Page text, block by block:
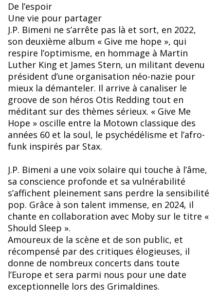
De l’espoir
Une vie pour partager
J.P. Bimeni ne s’arrête pas là et sort, en 2022,
son deuxième album « Give me hope », qui
respire l’optimisme, en hommage à Martin
Luther King et James Stern, un militant devenu
président d’une organisation néo-nazie pour
mieux la démanteler. Il arrive à canaliser le
groove de son héros Otis Redding tout en
méditant sur des thèmes sérieux. « Give Me
Hope » oscille entre la Motown classique des
années 60 et la soul, le psychédélisme et l’afro-
funk inspirés par Stax.
J.P. Bimeni a une voix solaire qui touche à l’âme,
sa conscience profonde et sa vulnérabilité
s’affichent pleinement sans perdre la sensibilité
pop. Grâce à son talent immense, en 2024, il
chante en collaboration avec Moby sur le titre «
Should Sleep ».
Amoureux de la scène et de son public, et
récompensé par des critiques élogieuses, il
donne de nombreux concerts dans toute
l’Europe et sera parmi nous pour une date
exceptionnelle lors des Grimaldines.